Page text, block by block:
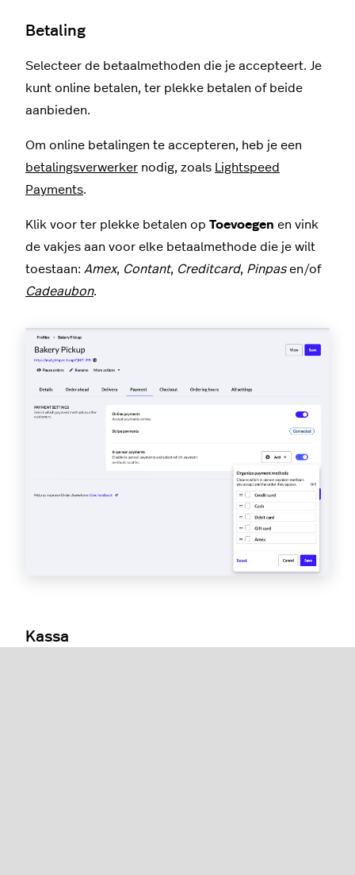
Betaling
Selecteer de betaalmethoden die je accepteert. Je
kunt online betalen, ter plekke betalen of beide
aanbieden.
Om online betalingen te accepteren, heb je een
betalingsverwerker nodig, zoals Lightspeed
Payments.
Klik voor ter plekke betalen op Toevoegen en vink
de vakjes aan voor elke betaalmethode die je wilt
toestaan: Amex, Contant, Creditcard, Pinpasen/of
Cadeaubon.
Kassa